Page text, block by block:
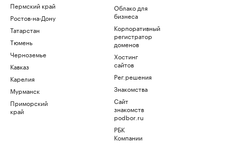
Пермский край
Ростов-на-Дону
Татарстан
Тюмень
Черноземье
Кавказ
Карелия
Мурманск
Приморский
край
Облако для
бизнеса
Корпоративный
регистратор
доменов
Хостинг
сайтов
Рег.решения
Знакомства
Сайт
знакомств
podbor.ru
РБК
Компании